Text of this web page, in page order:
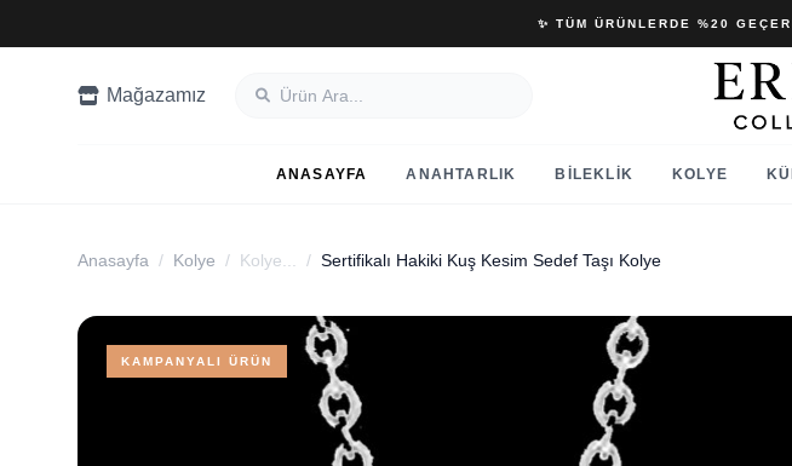
✨ TÜM ÜRÜNLERDE %20
Mağazamız
ANASAYFA ANAHTARLIK BILEKLIK KOLYE
Anasayfa / Kolye / Kolye... / Sertifikalı Hakiki Kuş Kesim Sedef Taşı Kolye
KAMPANYALI ÜRÜN